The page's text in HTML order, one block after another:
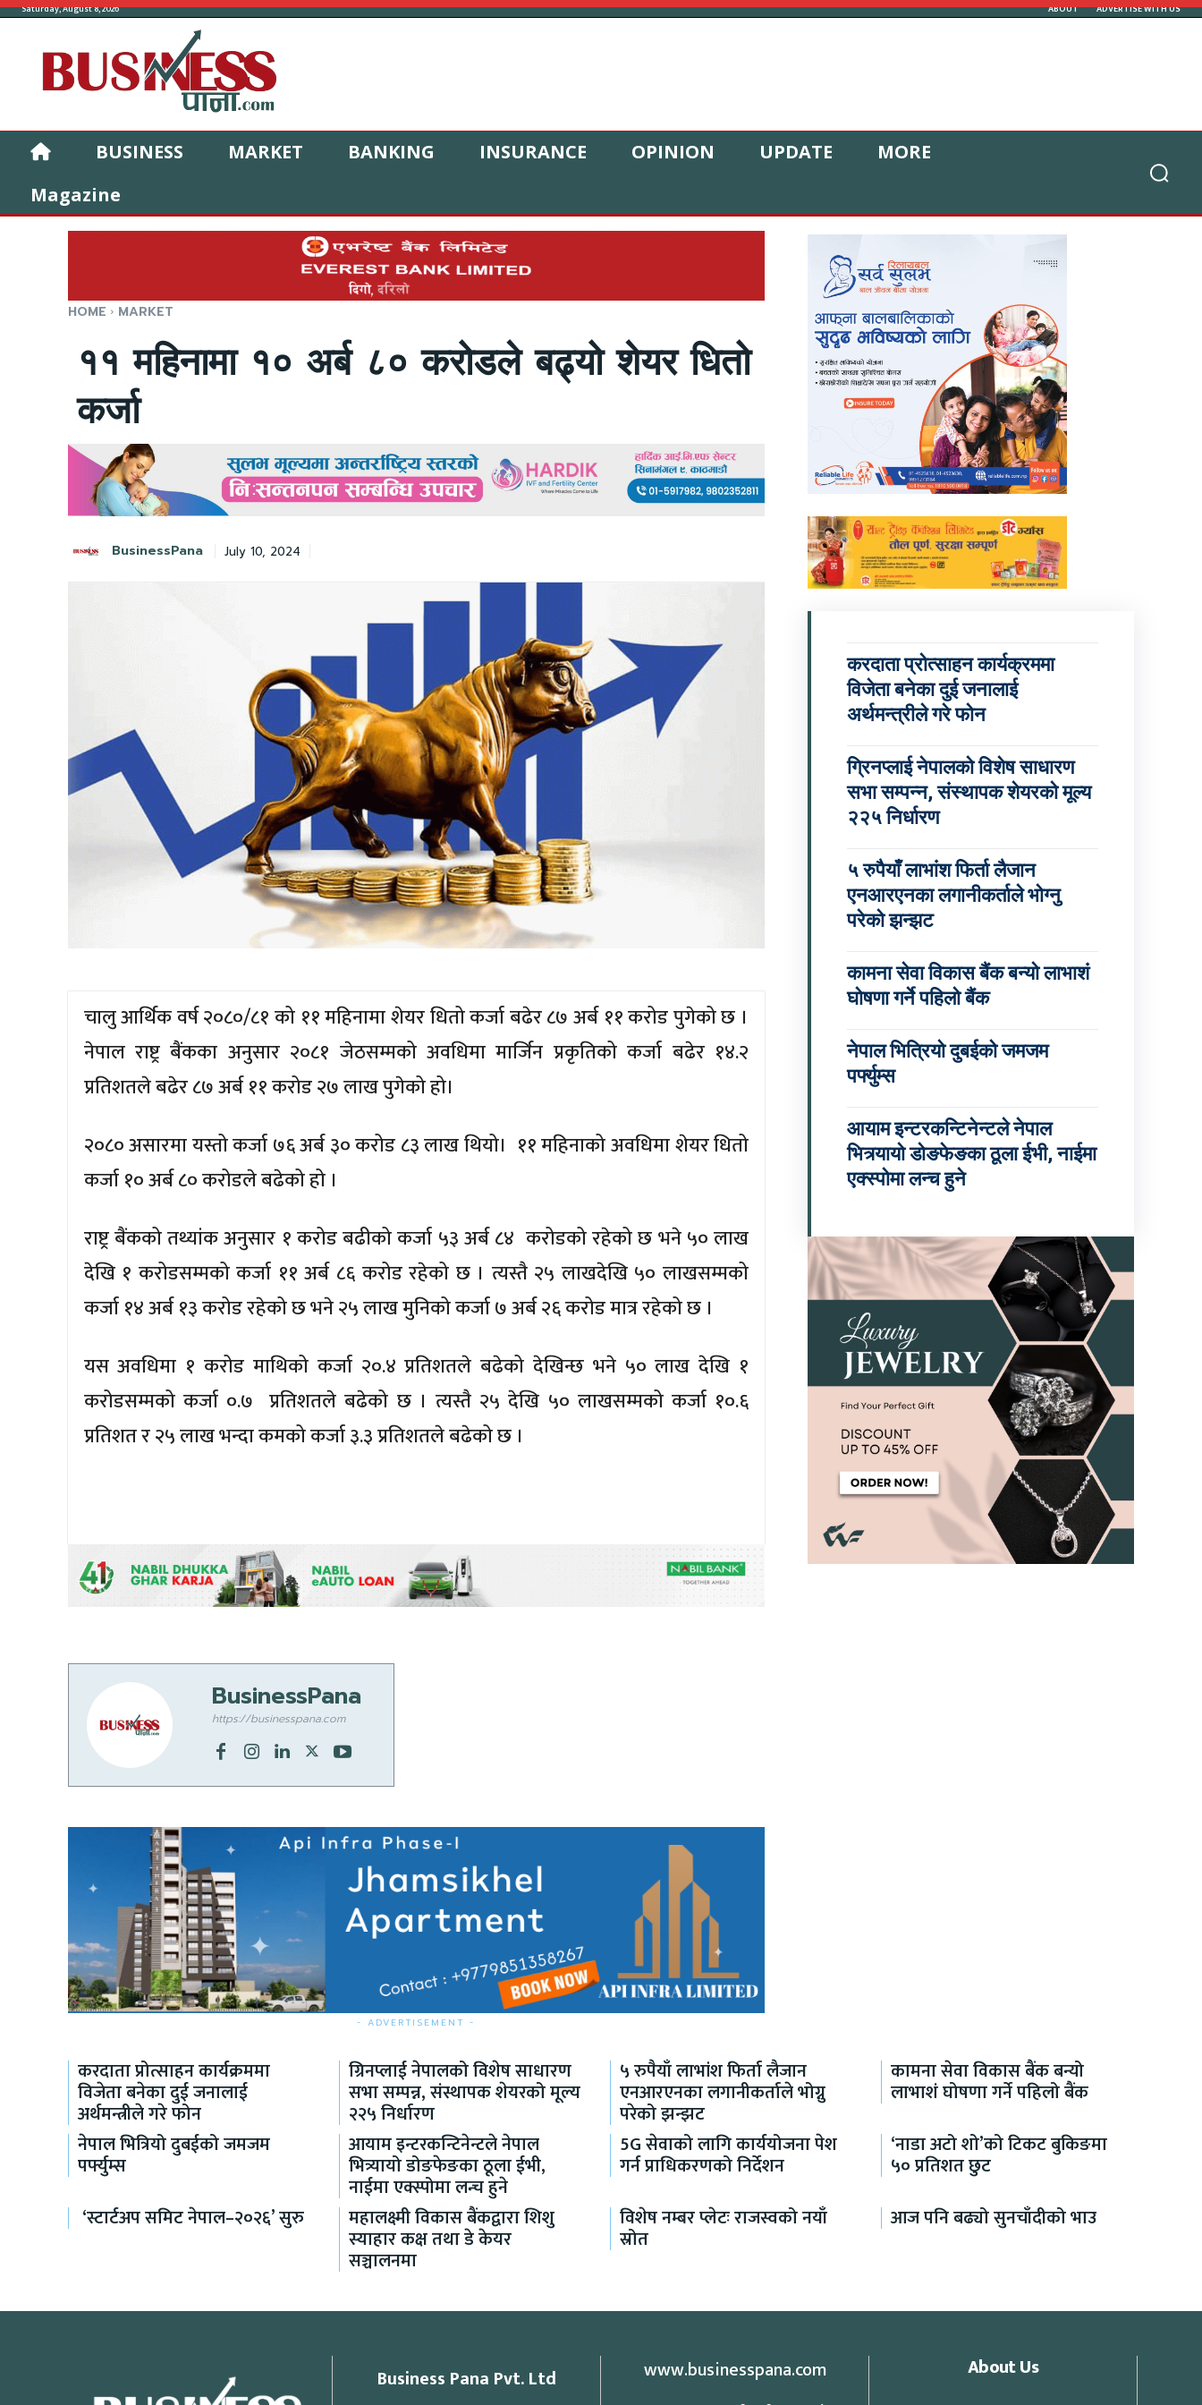
Saturday, August 8, 2026 ABOUT ADVERTISE WITH US
BUSINESS MARKET BANKING INSURANCE OPINION UPDATE
MORE
Magazine
HOME MARKET
११ महिनामा १० अर्ब ८० करोडले बढ्यो शेयर धितो
कर्जा
BusinessPana July 10, 2024
चालु आर्थिक वर्ष २०८०/८१ को ११ महिनामा शेयर धितो कर्जा बढेर ८७ अर्ब ११ करोड पुगेको छ ।
नेपाल राष्ट्र बैंकका अनुसार २०८१ जेठसम्मको अवधिमा मार्जिन प्रकृतिको कर्जा बढेर १४.२
प्रतिशतले बढेर ८७ अर्ब ११ करोड २७ लाख पुगेको हो।
२०८० असारमा यस्तो कर्जा ७६ अर्ब ३० करोड ८३ लाख थियो। ११ महिनाको अवधिमा शेयर धितो
कर्जा १० अर्ब ८० करोडले बढेको हो ।
राष्ट्र बैंकको तथ्यांक अनुसार १ करोड बढीको कर्जा ५३ अर्ब ८४ करोडको रहेको छ भने ५० लाख
देखि १ करोडसम्मको कर्जा ११ अर्ब ८६ करोड रहेको छ । त्यस्तै २५ लाखदेखि ५० लाखसम्मको
कर्जा १४ अर्ब १३ करोड रहेको छ भने २५ लाख मुनिको कर्जा ७ अर्ब २६ करोड मात्र रहेको छ ।
यस अवधिमा १ करोड माथिको कर्जा २०.४ प्रतिशतले बढेको देखिन्छ भने ५० लाख देखि १
करोडसम्मको कर्जा ०.७ प्रतिशतले बढेको छ । त्यस्तै २५ देखि ५० लाखसम्मको कर्जा १०.६
प्रतिशत र २५ लाख भन्दा कमको कर्जा ३.३ प्रतिशतले बढेको छ ।
BusinessPana
https://businesspana.com
- ADVERTISEMENT -
करदाता प्रोत्साहन कार्यक्रममा
विजेता बनेका दुई जनालाई
अर्थमन्त्रीले गरे फोन
ग्रिनप्लाई नेपालको विशेष साधारण
सभा सम्पन्न, संस्थापक शेयरको मूल्य
२२५ निर्धारण
५ रुपैयाँ लाभांश फिर्ता लैजान
एनआरएनका लगानीकर्ताले भोग्नु
परेको झन्झट
कामना सेवा विकास बैंक बन्यो लाभाशं
घोषणा गर्ने पहिलो बैंक
नेपाल भित्रियो दुबईको जमजम
पर्फ्युम्स
आयाम इन्टरकन्टिनेन्टले नेपाल
भित्र्यायो डोङफेङका ठूला ईभी, नाईमा
एक्स्पोमा लन्च हुने
करदाता प्रोत्साहन कार्यक्रममा
विजेता बनेका दुई जनालाई
अर्थमन्त्रीले गरे फोन
ग्रिनप्लाई नेपालको विशेष साधारण
सभा सम्पन्न, संस्थापक शेयरको मूल्य
२२५ निर्धारण
५ रुपैयाँ लाभांश फिर्ता लैजान
एनआरएनका लगानीकर्ताले भोग्नु
परेको झन्झट
कामना सेवा विकास बैंक बन्यो
लाभाशं घोषणा गर्ने पहिलो बैंक
नेपाल भित्रियो दुबईको जमजम
पर्फ्युम्स
आयाम इन्टरकन्टिनेन्टले नेपाल
भित्र्यायो डोङफेङका ठूला ईभी,
नाईमा एक्स्पोमा लन्च हुने
5G सेवाको लागि कार्ययोजना पेश
गर्न प्राधिकरणको निर्देशन
‘नाडा अटो शो’को टिकट बुकिङमा
५० प्रतिशत छुट
‘स्टार्टअप समिट नेपाल–२०२६’ सुरु
महालक्ष्मी विकास बैंकद्वारा शिशु
स्याहार कक्ष तथा डे केयर
सञ्चालनमा
विशेष नम्बर प्लेटः राजस्वको नयाँ
स्रोत
आज पनि बढ्यो सुनचाँदीको भाउ
Business Pana Pvt. Ltd
www.businesspana.com
About Us